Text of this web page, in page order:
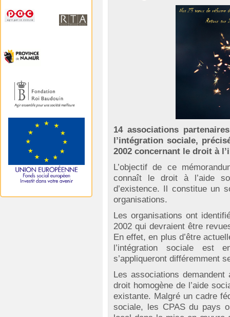
14 associations
l’intégration sociale,
2002 concernant le droit à
L’objectif de ce
connaît le droit à l’aide
d’existence. Il constitue un
organisations.
Les organisations ont
2002 qui devraient être
En effet, en plus d’être
l’intégration sociale
s’appliqueront différemment
Les associations
droit homogène de l’aide
existante. Malgré un cadre
sociale, les CPAS du pays